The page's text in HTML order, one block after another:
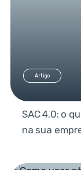
Artigo
SAC 4.0: o
na sua